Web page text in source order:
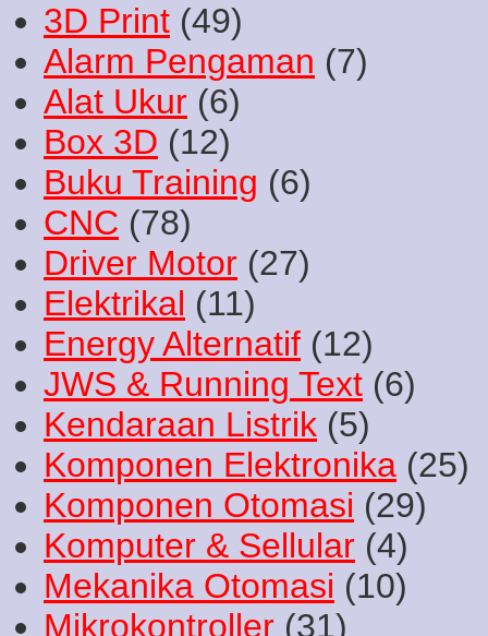
3D Print (49)
Alarm Pengaman (7)
Alat Ukur (6)
Box 3D (12)
Buku Training (6)
CNC (78)
Driver Motor (27)
Elektrikal (11)
Energy Alternatif (12)
JWS & Running Text (6)
Kendaraan Listrik (5)
Komponen Elektronika (25)
Komponen Otomasi (29)
Komputer & Sellular (4)
Mekanika Otomasi (10)
Mikrokontroller (31)